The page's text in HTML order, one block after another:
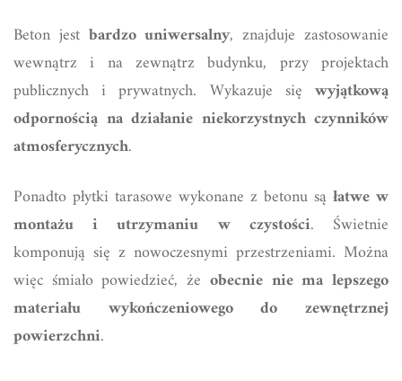
Beton jest bardzo uniwersalny, znajduje zastosowanie
wewnątrz i na zewnątrz budynku, przy projektach
publicznych i prywatnych. Wykazuje się wyjątkową
odpornością na działanie niekorzystnych czynników
atmosferycznych.
Ponadto płytki tarasowe wykonane z betonu są łatwe w
montażu i utrzymaniu w czystości. Świetnie
komponują się z nowoczesnymi przestrzeniami. Można
więc śmiało powiedzieć, że obecnie nie ma lepszego
materiału wykończeniowego do zewnętrznej
powierzchni.